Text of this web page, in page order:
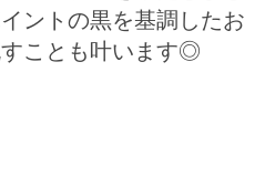
ントの黒を基調したお
ことも叶います◎